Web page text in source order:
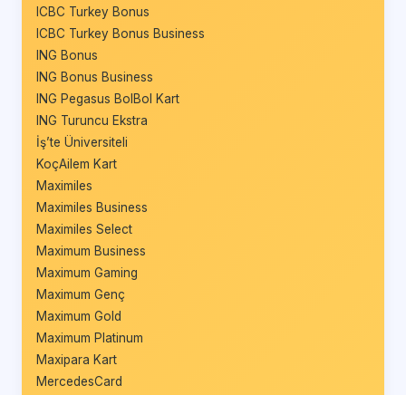
ICBC Turkey Bonus
ICBC Turkey Bonus Business
ING Bonus
ING Bonus Business
ING Pegasus BolBol Kart
ING Turuncu Ekstra
İş’te Üniversiteli
KoçAilem Kart
Maximiles
Maximiles Business
Maximiles Select
Maximum Business
Maximum Gaming
Maximum Genç
Maximum Gold
Maximum Platinum
Maxipara Kart
MercedesCard